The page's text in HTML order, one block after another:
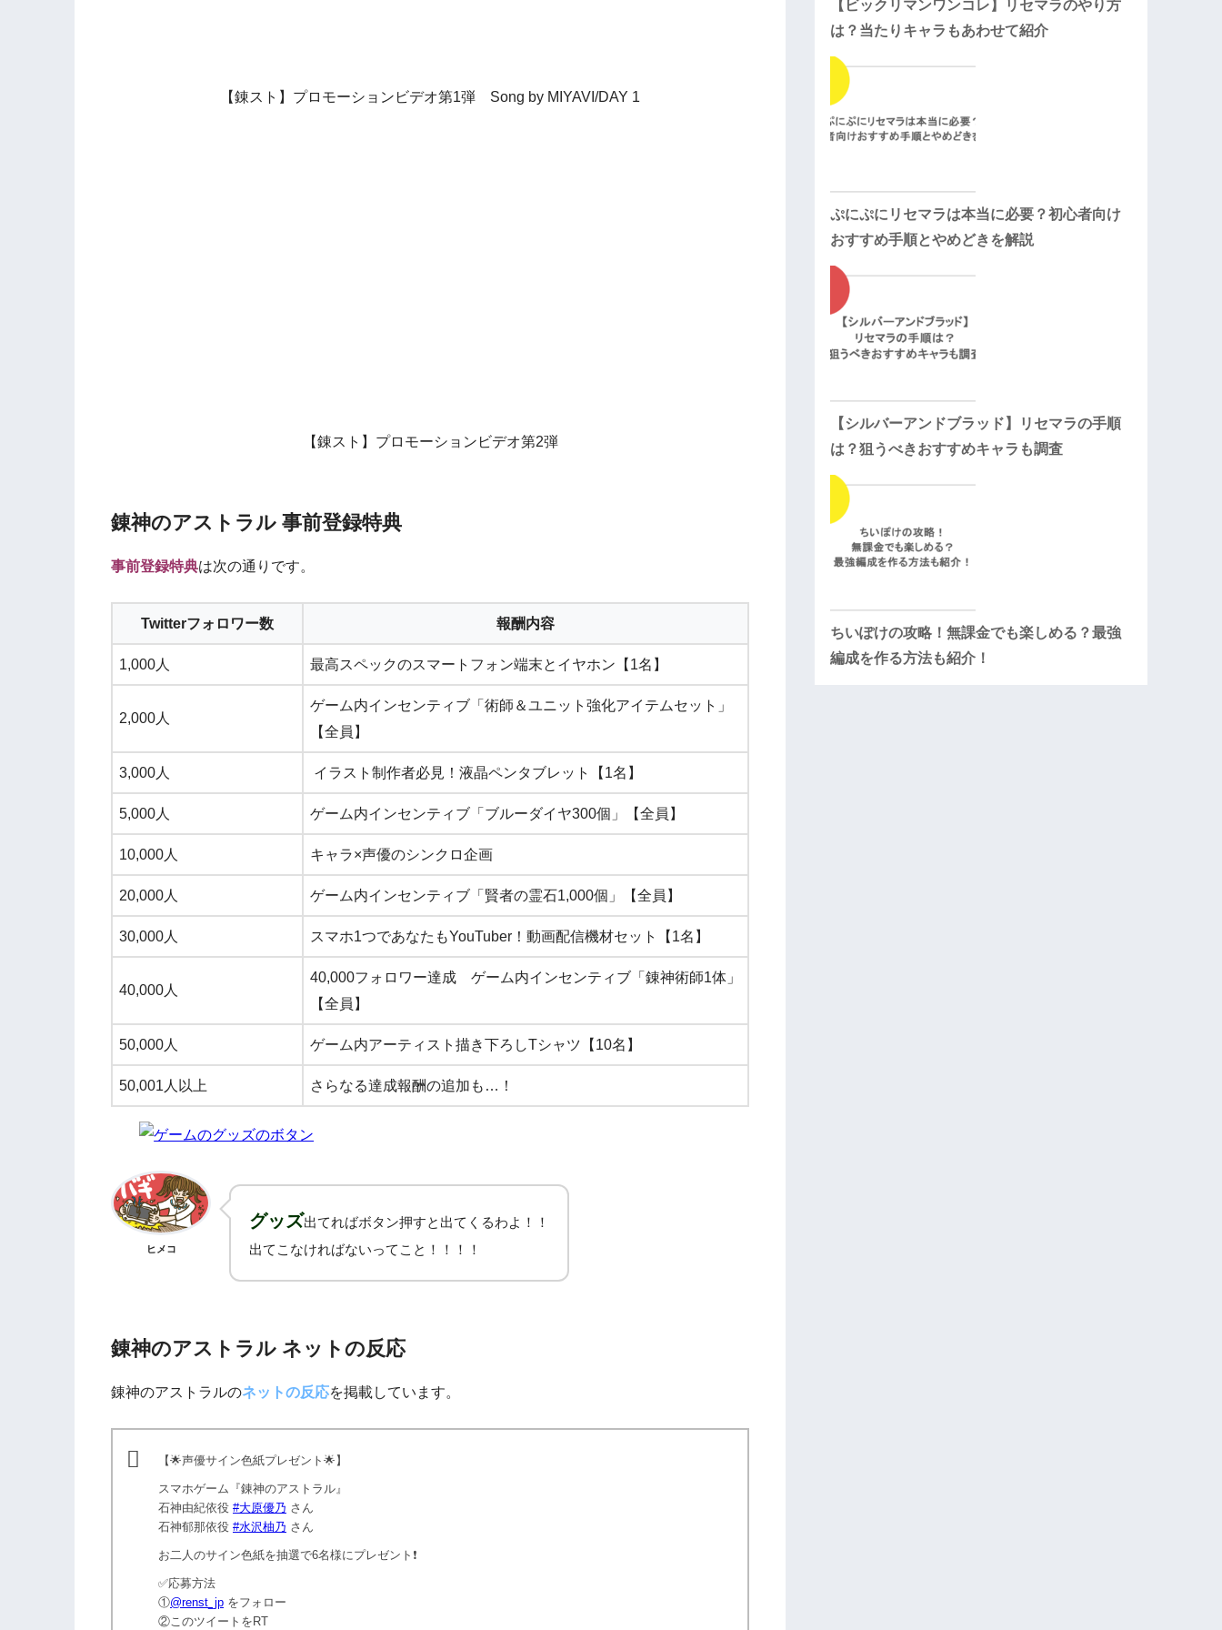
【錬スト】プロモーションビデオ第1弾 Song by MIYAVI/DAY 1
【錬スト】プロモーションビデオ第2弾
錬神のアストラル 事前登録特典
事前登録特典は次の通りです。
Twitterフォロワー数 報酬内容
1,000人 最高スペックのスマートフォン端末とイヤホン【1名】
2,000人
ゲーム内インセンティブ「術師＆ユニット強化アイテムセット」
【全員】
3,000人 イラスト制作者必見！液晶ペンタブレット【1名】
5,000人 ゲーム内インセンティブ「ブルーダイヤ300個」【全員】
10,000人 キャラ×声優のシンクロ企画
20,000人 ゲーム内インセンティブ「賢者の霊石1,000個」【全員】
30,000人 スマホ1つであなたもYouTuber！動画配信機材セット【1名】
40,000人
40,000フォロワー達成 ゲーム内インセンティブ「錬神術師1体」
【全員】
50,000人 ゲーム内アーティスト描き下ろしTシャツ【10名】
50,001人以上 さらなる達成報酬の追加も…！
ヒメコ
グッズ出てればボタン押すと出てくるわよ！！
出てこなければないってこと！！！！
錬神のアストラル ネットの反応
錬神のアストラルのネットの反応を掲載しています。
【🌟声優サイン色紙プレゼント🌟】
スマホゲーム『錬神のアストラル』
石神由紀依役 #大原優乃 さん
石神郁那依役 #水沢柚乃 さん
お二人のサイン色紙を抽選で6名様にプレゼント❗
✅応募方法
①@renst_jp をフォロー
②このツイートをRT
【ビックリマンワンコレ】リセマラのやり方
は？当たりキャラもあわせて紹介
ぷにぷにリセマラは本当に必要？初心者向け
おすすめ手順とやめどきを解説
【シルバーアンドブラッド】リセマラの手順
は？狙うべきおすすめキャラも調査
ちいぽけの攻略！無課金でも楽しめる？最強
編成を作る方法も紹介！